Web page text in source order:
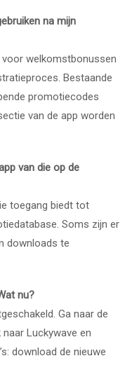
na mijn
welkomstbonussen
Bestaande
promotiecodes
van de app worden
van die op de
toegang biedt tot
Soms zijn er
downloads te
nu?
Ga naar de
Luckywave en
download de nieuwe